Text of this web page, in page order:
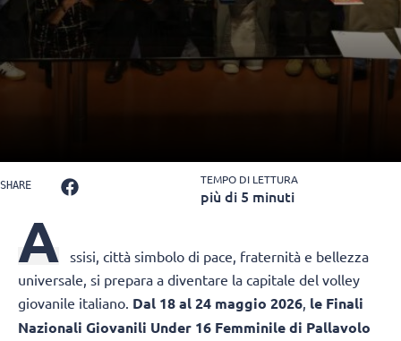
SHARE TEMPO DI LETTURA
più di 5 minuti
A ssisi, città simbolo di pace, fraternità e bellezza
universale, si prepara a diventare la capitale del volley
giovanile italiano. Dal 18 al 24 maggio 2026, le Finali
Nazionali Giovanili Under 16 Femminile di Pallavolo